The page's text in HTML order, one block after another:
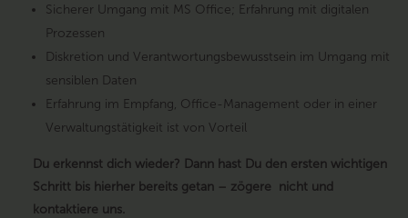
Sicherer Umgang mit MS Office; Erfahrung mit digitalen
Prozessen
Diskretion und Verantwortungsbewusstsein im Umgang mit
sensiblen Daten
Erfahrung im Empfang, Office-Management oder in einer
Verwaltungstätigkeit ist von Vorteil
Du erkennst dich wieder? Dann hast Du den ersten wichtigen
Schritt bis hierher bereits getan – zögere nicht und
kontaktiere uns.